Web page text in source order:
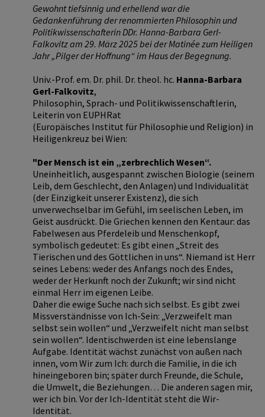
Gewohnt tiefsinnig und erhellend war die
Gedankenführung der renommierten Philosophin und
Politikwissenschafterin DDr. Hanna-Barbara Gerl-
Falkovitz am 29. März 2025 bei der Matinée zum Heiligen
Jahr „Pilger der Hoffnung“ im Haus der Begegnung.
Univ.-Prof. em. Dr. phil. Dr. theol. hc. Hanna-Barbara
Gerl-Falkovitz,
Philosophin, Sprach- und Politikwissenschaftlerin,
Leiterin von EUPHRat
(Europäisches Institut für Philosophie und Religion) in
Heiligenkreuz bei Wien:
"Der Mensch ist ein „zerbrechlich Wesen“.
Uneinheitlich, ausgespannt zwischen Biologie (seinem
Leib, dem Geschlecht, den Anlagen) und Individualität
(der Einzigkeit unserer Existenz), die sich
unverwechselbar im Gefühl, im seelischen Leben, im
Geist ausdrückt. Die Griechen kennen den Kentaur: das
Fabelwesen aus Pferdeleib und Menschenkopf,
symbolisch gedeutet: Es gibt einen „Streit des
Tierischen und des Göttlichen in uns“. Niemand ist Herr
seines Lebens: weder des Anfangs noch des Endes,
weder der Herkunft noch der Zukunft; wir sind nicht
einmal Herr im eigenen Leibe.
Daher die ewige Suche nach sich selbst. Es gibt zwei
Missverständnisse von Ich-Sein: „Verzweifelt man
selbst sein wollen“ und „Verzweifelt nicht man selbst
sein wollen“. Identischwerden ist eine lebenslange
Aufgabe. Identität wächst zunächst von außen nach
innen, vom Wir zum Ich: durch die Familie, in die ich
hineingeboren bin; später durch Freunde, die Schule,
die Umwelt, die Beziehungen… Die anderen sagen mir,
wer ich bin. Vor der Ich-Identität steht die Wir-
Identität.